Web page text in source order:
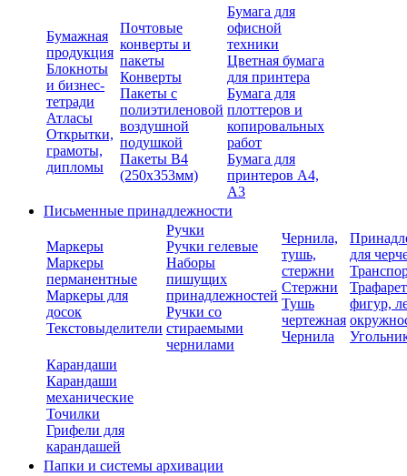
Бумажная
продукция
Блокноты
и бизнес-
тетради
Атласы
Открытки,
грамоты,
дипломы
Почтовые
конверты и
пакеты
Конверты
Пакеты с
полиэтиленовой
воздушной
подушкой
Пакеты В4
(250х353мм)
Бумага для
офисной
техники
Цветная бумага
для принтера
Бумага для
плоттеров и
копировальных
работ
Бумага для
принтеров А4,
А3
Письменные принадлежности
Маркеры
Маркеры
перманентные
Маркеры для
досок
Текстовыделители
Ручки
Ручки гелевые
Наборы
пишущих
принадлежностей
Ручки со
стираемыми
чернилами
Чернила,
тушь,
стержни
Стержни
Тушь
чертежная
Чернила
для
фигур,
Карандаши
Карандаши
механические
Точилки
Грифели для
карандашей
Папки и системы архивации